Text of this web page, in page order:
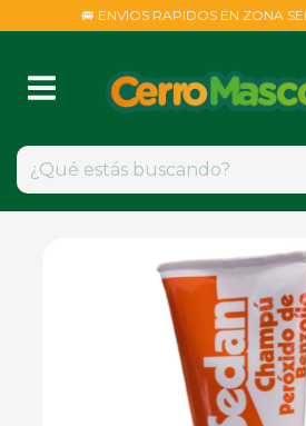
🚐 ENVIOS RAPIDOS EN ZONA